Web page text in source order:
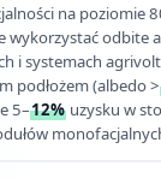
na poziomie
wykorzystać odbite
i systemach
podłożem (albedo >
5–12% uzysku w